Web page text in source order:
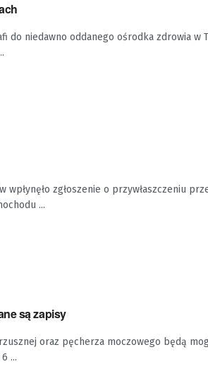
niedawno oddanego ośrodka zdrowia w
zgłoszenie o przywłaszczeniu
...
są zapisy
oraz pęcherza moczowego będą
...